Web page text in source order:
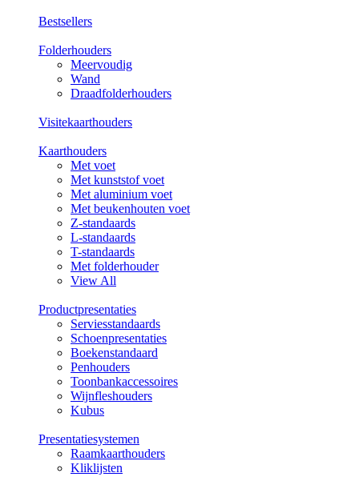
Bestsellers
Folderhouders
Meervoudig
Wand
Draadfolderhouders
Visitekaarthouders
Kaarthouders
Met voet
Met kunststof voet
Met aluminium voet
Met beukenhouten voet
Z-standaards
L-standaards
T-standaards
Met folderhouder
View All
Productpresentaties
Serviesstandaards
Schoenpresentaties
Boekenstandaard
Penhouders
Toonbankaccessoires
Wijnfleshouders
Kubus
Presentatiesystemen
Raamkaarthouders
Kliklijsten